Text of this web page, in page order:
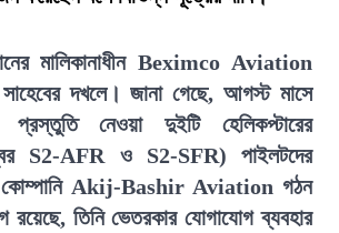
মালিকানাধীন Beximco Aviation
দখলে। জানা গেছে, আগস্ট মাসে
প্রস্তুতি নেওয়া দুইটি হেলিকপ্টারের
S2-AFR ও S2-SFR) পাইলটদের
কোম্পানি Akij-Bashir Aviation গঠন
তিনি ভেতরকার যোগাযোগ ব্যবহার